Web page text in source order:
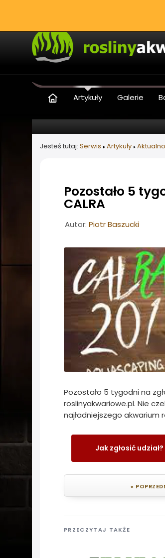
Artykuły Galerie
Jesteś tutaj: Serwis Artykuły
Pozostało 5
CALRA
Informacje o artykule
Autor: Piotr Baszucki
Pozostało 5 tygodni na
roslinyakwariowe.pl. Nie
najładniejszego akwarium
Jak zgłosić udział?
«
PRZECZYTAJ TAKŻE